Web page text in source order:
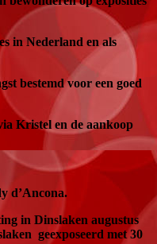
in Nederland en als
bestemd voor een goed
Kristel en de aankoop
d’Ancona.
in Dinslaken augustus
geexposeerd met 30